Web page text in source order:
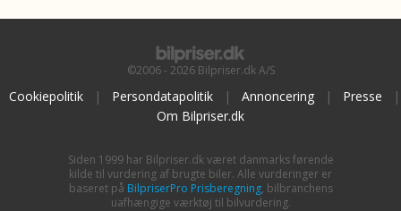
©2006 - 2026 Bilpriser.dk A/S
Cookiepolitik | Persondatapolitik | Annoncering | Presse
|
Om Bilpriser.dk
Siden 1999 har Bilpriser.dk været danmarks førende
kilde til vurdering af brugte biler. Alle vurderinger er
baseret på BilpriserPro Prisberegning, bilbranchens
uafhængige værktøj til bilvurdering.